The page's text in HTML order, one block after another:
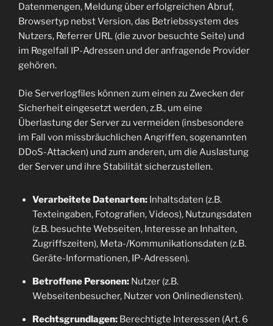
Datenmengen, Meldung über erfolgreichen Abruf,
Browsertyp nebst Version, das Betriebssystem des
Nutzers, Referrer URL (die zuvor besuchte Seite) und
im Regelfall IP-Adressen und der anfragende Provider
gehören.
Die Serverlogfiles können zum einen zu Zwecken der
Sicherheit eingesetzt werden, z.B., um eine
Überlastung der Server zu vermeiden (insbesondere
im Fall von missbräuchlichen Angriffen, sogenannten
DDoS-Attacken) und zum anderen, um die Auslastung
der Server und ihre Stabilität sicherzustellen.
Verarbeitete Datenarten:Inhaltsdaten (z.B.
Texteingaben, Fotografien, Videos), Nutzungsdaten
(z.B. besuchte Webseiten, Interesse an Inhalten,
Zugriffszeiten), Meta-/Kommunikationsdaten (z.B.
Geräte-Informationen, IP-Adressen).
Betroffene Personen:Nutzer (z.B.
Webseitenbesucher, Nutzer von Onlinediensten).
Rechtsgrundlagen:Berechtigte Interessen (Art. 6